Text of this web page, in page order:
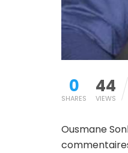
0
SHARES
44
VIEWS
Ousmane